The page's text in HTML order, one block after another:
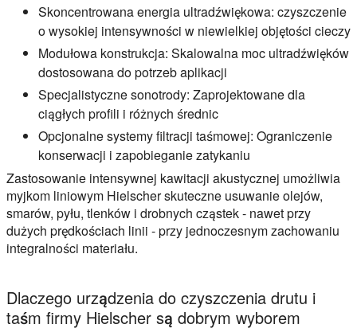
Skoncentrowana energia ultradźwiękowa: czyszczenie
o wysokiej intensywności w niewielkiej objętości cieczy
Modułowa konstrukcja: Skalowalna moc ultradźwięków
dostosowana do potrzeb aplikacji
Specjalistyczne sonotrody: Zaprojektowane dla
ciągłych profili i różnych średnic
Opcjonalne systemy filtracji taśmowej: Ograniczenie
konserwacji i zapobieganie zatykaniu
Zastosowanie intensywnej kawitacji akustycznej umożliwia
myjkom liniowym Hielscher skuteczne usuwanie olejów,
smarów, pyłu, tlenków i drobnych cząstek - nawet przy
dużych prędkościach linii - przy jednoczesnym zachowaniu
integralności materiału.
Dlaczego urządzenia do czyszczenia drutu i
taśm firmy Hielscher są dobrym wyborem